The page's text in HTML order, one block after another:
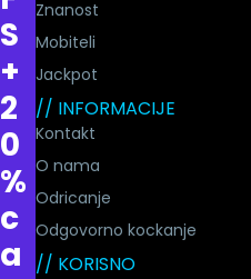
S
+
2
0
%
c
a
Znanost
Mobiteli
Jackpot
// INFORMACIJE
Kontakt
O nama
Odricanje
Odgovorno kockanje
// KORISNO